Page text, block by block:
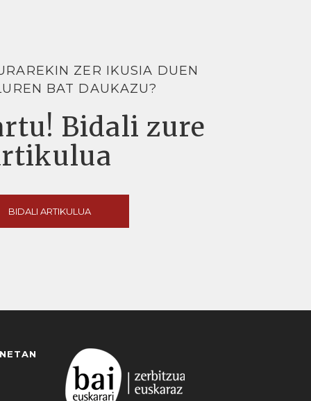
ZER IKUSIA DUEN
BAT DAUKAZU?
Bidali zure
BIDALI ARTIKULUA